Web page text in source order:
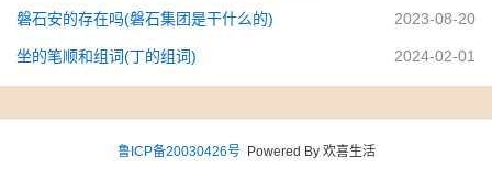
磐石安的存在吗(磐石集团是干什么的) 2023-08-20
坐的笔顺和组词(丁的组词) 2024-02-01
鲁ICP备20030426号Powered By 欢喜生活